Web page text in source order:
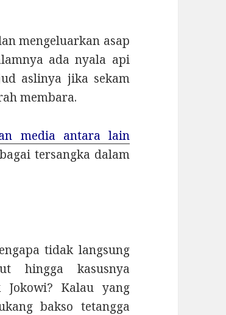
mengeluarkan asap
ada nyala api
aslinya jika sekam
membara.
media antara lain
tersangka dalam
tidak langsung
hingga kasusnya
Jokowi? Kalau yang
bakso tetangga